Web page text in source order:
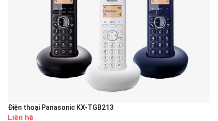
Điện thoại Panasonic KX-TGB213
Liên hệ